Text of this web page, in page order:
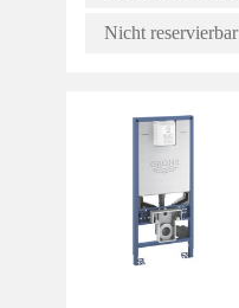
Nicht reservierbar